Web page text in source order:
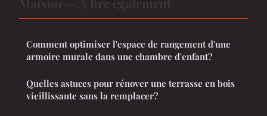
Comment optimiser l'espace de rangement d'une
armoire murale dans une chambre d'enfant?
Quelles astuces pour rénover une terrasse en bois
vieillissante sans la remplacer?